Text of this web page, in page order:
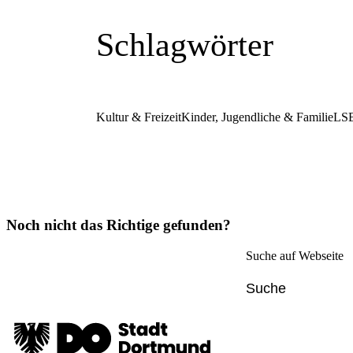
Schlagwörter
Kultur & FreizeitKinder, Jugendliche & Familie
Noch nicht das Richtige gefunden?
Suche auf Webseite